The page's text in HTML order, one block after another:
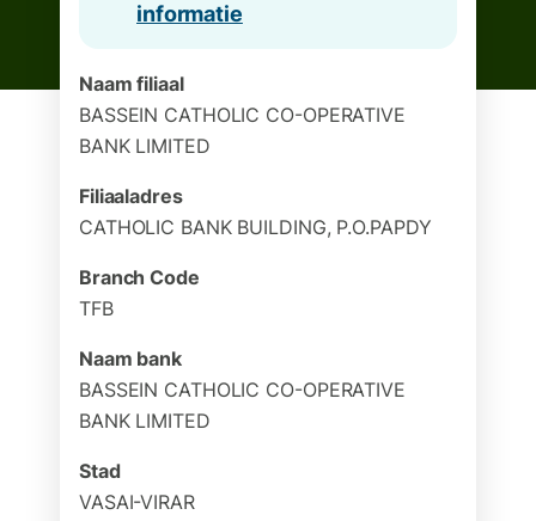
informatie
Naam filiaal
BASSEIN CATHOLIC CO-OPERATIVE
BANK LIMITED
Filiaaladres
CATHOLIC BANK BUILDING, P.O.PAPDY
Branch Code
TFB
Naam bank
BASSEIN CATHOLIC CO-OPERATIVE
BANK LIMITED
Stad
VASAI-VIRAR